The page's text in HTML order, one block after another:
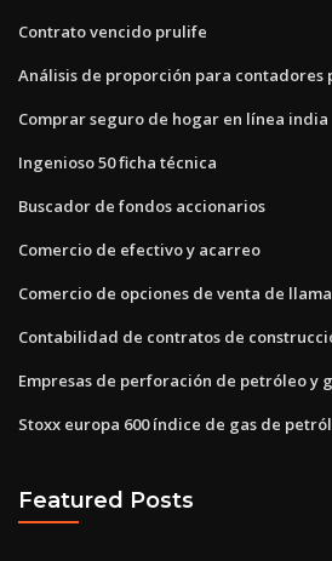
Contrato vencido prulife
Análisis de proporción para contadores
Comprar seguro de hogar en línea india
Ingenioso 50 ficha técnica
Buscador de fondos accionarios
Comercio de efectivo y acarreo
Comercio de opciones de venta de
Contabilidad de contratos de
Empresas de perforación de petróleo y
Stoxx europa 600 índice de gas de
Featured Posts